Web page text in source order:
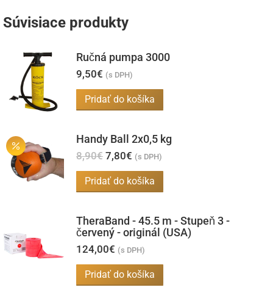
Súvisiace produkty
Ručná pumpa 3000
9,50€ (s DPH)
Pridať do košíka
Handy Ball 2x0,5 kg
8,90€ Pôvodná
bola:
8,90€.
7,80€ Aktuálna
je:
7,80€.
(s DPH)
Pridať do košíka
TheraBand - 45.5 m - Stupeň 3 -
červený - originál (USA)
124,00€ (s DPH)
Pridať do košíka